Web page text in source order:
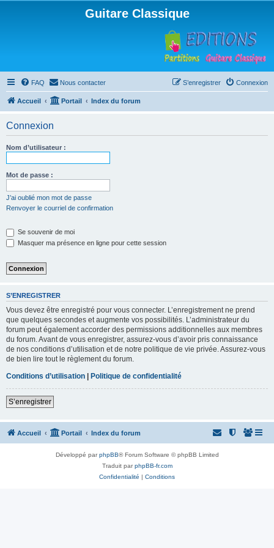
Guitare Classique
FAQ Nous contacter Connexion
S’enregistrer
Accueil Portail Index du forum
Connexion
Nom d’utilisateur :
Mot de passe :
J’ai oublié mon mot de passe
Renvoyer le courriel de confirmation
Se souvenir de moi
Masquer ma présence en ligne pour cette session
S’ENREGISTRER
Vous devez être enregistré pour vous connecter. L’enregistrement ne prend
que quelques secondes et augmente vos possibilités. L’administrateur du
forum peut également accorder des permissions additionnelles aux membres
du forum. Avant de vous enregistrer, assurez-vous d’avoir pris connaissance
de nos conditions d’utilisation et de notre politique de vie privée. Assurez-vous
de bien lire tout le règlement du forum.
Conditions d’utilisation | Politique de confidentialité
S’enregistrer
Accueil Portail Index du forum
Développé parphpBB® Forum Software © phpBB Limited
Traduit parphpBB-fr.com
Confidentialité | Conditions